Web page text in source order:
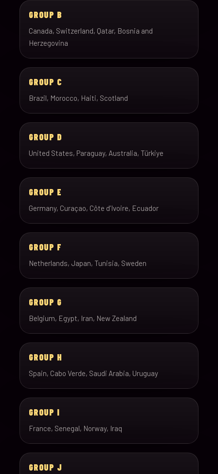
GROUP B
Canada, Switzerland, Qatar, Bosnia and
Herzegovina
GROUP C
Brazil, Morocco, Haiti, Scotland
GROUP D
United States, Paraguay, Australia, Türkiye
GROUP E
Germany, Curaçao, Côte d’Ivoire, Ecuador
GROUP F
Netherlands, Japan, Tunisia, Sweden
GROUP G
Belgium, Egypt, Iran, New Zealand
GROUP H
Spain, Cabo Verde, Saudi Arabia, Uruguay
GROUP I
France, Senegal, Norway, Iraq
GROUP J